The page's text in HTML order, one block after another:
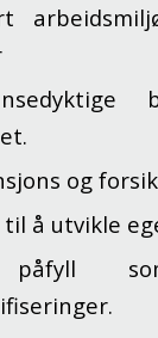
og
å utvikle
påfyll